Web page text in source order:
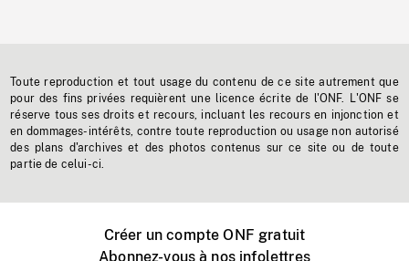
Toute reproduction et tout usage du contenu de ce site autrement que
pour des fins privées requièrent une licence écrite de l'ONF. L'ONF se
réserve tous ses droits et recours, incluant les recours en injonction et
en dommages-intérêts, contre toute reproduction ou usage non autorisé
des plans d'archives et des photos contenus sur ce site ou de toute
partie de celui-ci.
Créer un compte ONF gratuit
Abonnez-vous à nos infolettres